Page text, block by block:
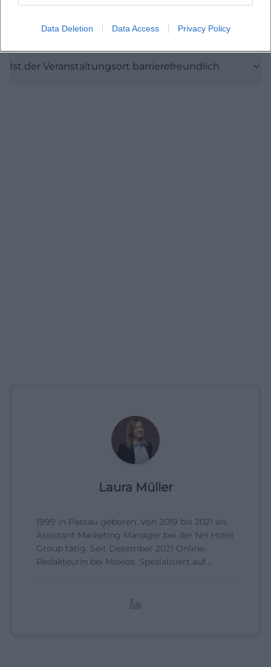
Data Deletion Data Access Privacy Policy
Wie ist die Anreise und das Parken organisiert
Ist der Veranstaltungsort barrierefreundlich
Laura Müller
1999 in Passau geboren. Von 2019 bis 2021 als
Assistant Marketing Manager bei der NH Hotel
Group tätig. Seit Dezember 2021 Online-
Redakteurin bei Moxios. Spezialisiert auf